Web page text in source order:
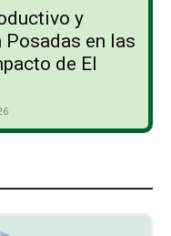
y
en las
de El